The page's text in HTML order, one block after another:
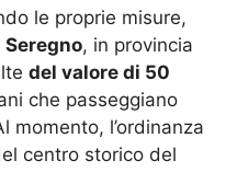
le proprie misure,
Seregno, in provincia
del valore di 50
che passeggiano
momento, l’ordinanza
centro storico del